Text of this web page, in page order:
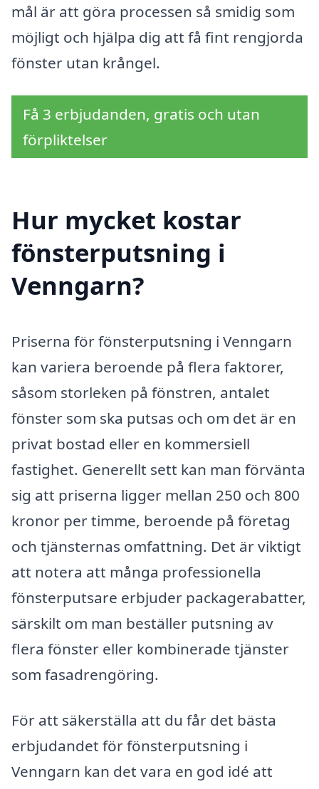
mål är att göra processen så smidig som
möjligt och hjälpa dig att få fint rengjorda
fönster utan krångel.
Få 3 erbjudanden, gratis och utan
förpliktelser
Hur mycket kostar
fönsterputsning i
Venngarn?
Priserna för fönsterputsning i Venngarn
kan variera beroende på flera faktorer,
såsom storleken på fönstren, antalet
fönster som ska putsas och om det är en
privat bostad eller en kommersiell
fastighet. Generellt sett kan man förvänta
sig att priserna ligger mellan 250 och 800
kronor per timme, beroende på företag
och tjänsternas omfattning. Det är viktigt
att notera att många professionella
fönsterputsare erbjuder packagerabatter,
särskilt om man beställer putsning av
flera fönster eller kombinerade tjänster
som fasadrengöring.
För att säkerställa att du får det bästa
erbjudandet för fönsterputsning i
Venngarn kan det vara en god idé att